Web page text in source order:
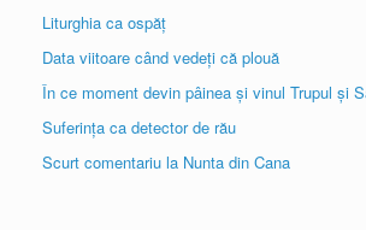
Liturghia ca ospăț
Data viitoare când vedeți că plouă
În ce moment devin pâinea și vinul Trupul și
Suferința ca detector de rău
Scurt comentariu la Nunta din Cana